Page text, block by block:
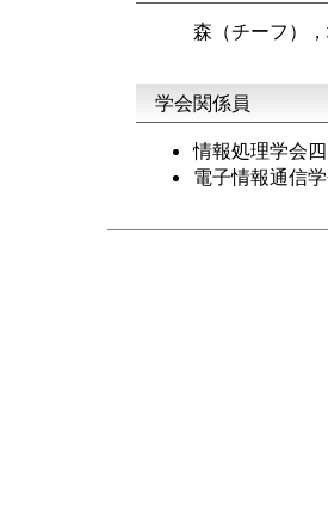
森（チーフ）
学会関係員
情報処理学会
電子情報通信